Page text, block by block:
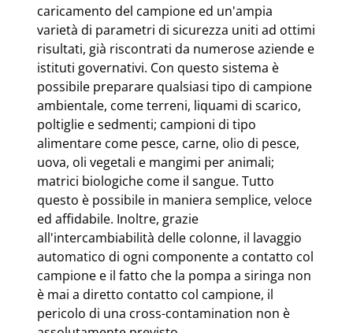
caricamento del campione ed un'ampia
varietà di parametri di sicurezza uniti ad ottimi
risultati, già riscontrati da numerose aziende e
istituti governativi. Con questo sistema è
possibile preparare qualsiasi tipo di campione
ambientale, come terreni, liquami di scarico,
poltiglie e sedmenti; campioni di tipo
alimentare come pesce, carne, olio di pesce,
uova, oli vegetali e mangimi per animali;
matrici biologiche come il sangue. Tutto
questo è possibile in maniera semplice, veloce
ed affidabile. Inoltre, grazie
all'intercambiabilità delle colonne, il lavaggio
automatico di ogni componente a contatto col
campione e il fatto che la pompa a siringa non
è mai a diretto contatto col campione, il
pericolo di una cross-contamination non è